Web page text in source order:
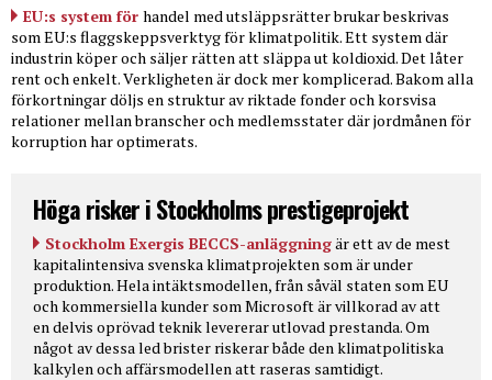
EU:s system för handel med utsläppsrätter brukar beskrivas
som EU:s flaggskeppsverktyg för klimatpolitik. Ett system där
industrin köper och säljer rätten att släppa ut koldioxid. Det låter
rent och enkelt. Verkligheten är dock mer komplicerad. Bakom alla
förkortningar döljs en struktur av riktade fonder och korsvisa
relationer mellan branscher och medlemsstater där jordmånen för
korruption har optimerats.
Höga risker i Stockholms prestigeprojekt
Stockholm Exergis BECCS-anläggningär ett av de mest
kapitalintensiva svenska klimatprojekten som är under
produktion. Hela intäktsmodellen, från såväl staten som EU
och kommersiella kunder som Microsoft är villkorad av att
en delvis oprövad teknik levererar utlovad prestanda. Om
något av dessa led brister riskerar både den klimatpolitiska
kalkylen och affärsmodellen att raseras samtidigt.